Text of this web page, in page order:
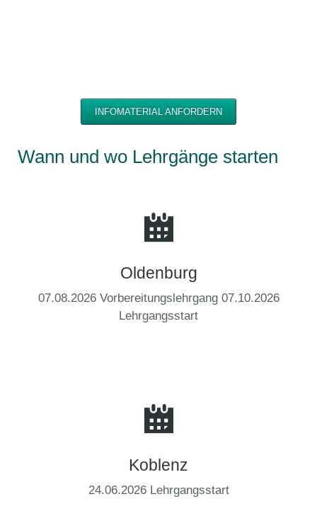
INFOMATERIAL ANFORDERN
Wann und wo Lehrgänge starten
Oldenburg
07.08.2026 Vorbereitungslehrgang 07.10.2026
Lehrgangsstart
Koblenz
24.06.2026 Lehrgangsstart